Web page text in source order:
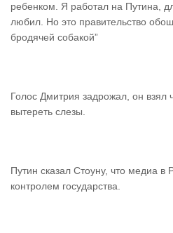
ребенком. Я работал на Путина,
любил. Но это правительство
бродячей собакой”
Голос Дмитрия задрожал, он взял
вытереть слезы.
Путин сказал Стоуну, что медиа в
контролем государства.